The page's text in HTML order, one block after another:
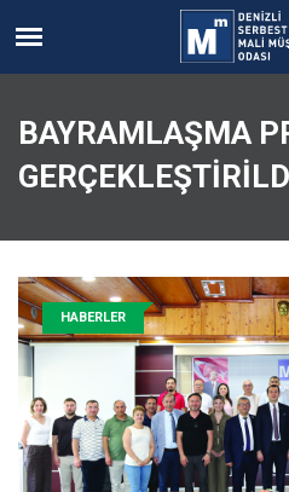
BAYRAMLAŞMA
HABERLER